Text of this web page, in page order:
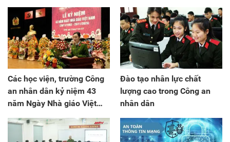
Các học viện, trường Công
an nhân dân kỷ niệm 43
năm Ngày Nhà giáo Việt
Đào tạo nhân lực chất
lượng cao trong Công an
nhân dân